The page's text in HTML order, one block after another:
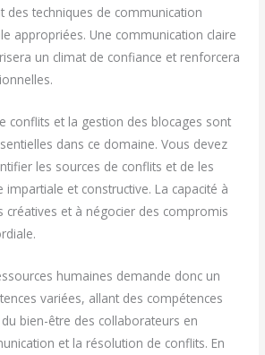
des techniques de communication
appropriées. Une communication claire
un climat de confiance et renforcera
conflits et la gestion des blocages sont
dans ce domaine. Vous devez
les sources de conflits et de les
et constructive. La capacité à
créatives et à négocier des compromis
humaines demande donc un
variées, allant des compétences
bien-être des collaborateurs en
et la résolution de conflits. En